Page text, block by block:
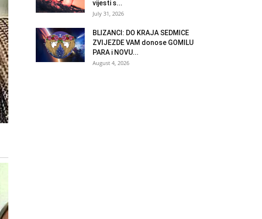
vijesti s...
July 31, 2026
BLIZANCI: DO KRAJA SEDMICE
ZVIJEZDE VAM donose GOMILU
PARA i NOVU...
August 4, 2026